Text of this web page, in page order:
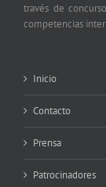
través de
competencias
Inicio
Contacto
Prensa
Patrocinadores